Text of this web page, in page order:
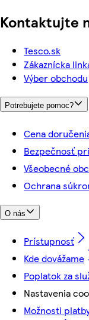
Kontaktujte
Tesco.sk
Zákaznícka
Výber obchodu
Potrebujete pomoc?
Cena
Bezpečnosť
Všeobecné
Ochrana
O nás
Prístupnosť
Kde dovážame
Poplatok za
Nastavenia
Možnosti